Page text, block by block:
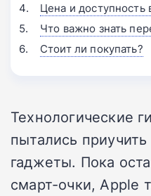
Цена и доступность
Что важно знать
Стоит ли покупать?
Технологические
пытались
гаджеты. Пока
смарт-очки, Apple